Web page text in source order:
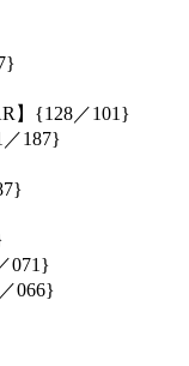
】{128／101}
187}
071}
066}